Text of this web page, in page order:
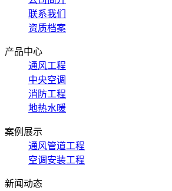
联系我们
资质档案
产品中心
通风工程
中央空调
消防工程
地热水暖
案例展示
通风管道工程
空调安装工程
新闻动态